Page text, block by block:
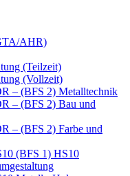
AHR)
(Teilzeit)
(Vollzeit)
– (BFS 2) Metalltechnik
– (BFS 2) Bau und
– (BFS 2) Farbe und
(BFS 1) HS10